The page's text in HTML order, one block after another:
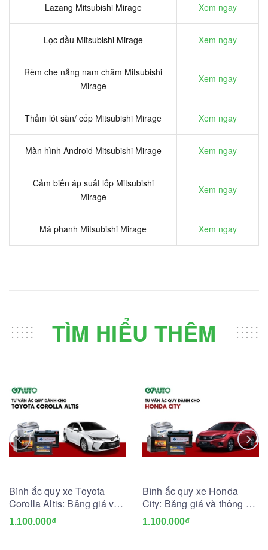
Lazang Mitsubishi Mirage Xem ngay
Lọc dầu Mitsubishi Mirage Xem ngay
Rèm che nắng nam châm Mitsubishi
Mirage
Xem ngay
Thảm lót sàn/ cốp Mitsubishi Mirage Xem ngay
Màn hình Android Mitsubishi Mirage Xem ngay
Cảm biến áp suất lốp Mitsubishi
Mirage
Xem ngay
Má phanh Mitsubishi Mirage Xem ngay
TÌM HIỂU THÊM
Bình ắc quy xe Toyota
Corolla Altis: Bảng giá và
thông số kỹ thuật
1.100.000₫
Bình ắc quy xe Honda
City: Bảng giá và thông số
kỹ thuật
1.100.000₫